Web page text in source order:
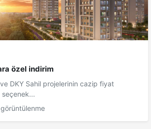
özel indirim
DKY Sahil projelerinin cazip fiyat
seçenek...